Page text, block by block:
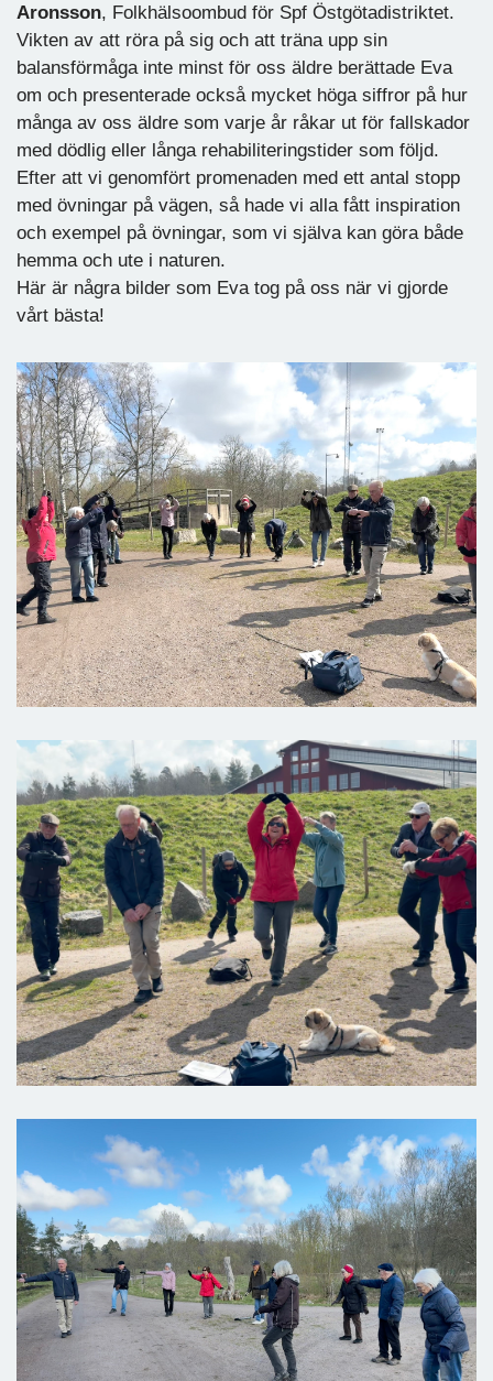
Aronsson, Folkhälsoombud för Spf Östgötadistriktet.
Vikten av att röra på sig och att träna upp sin
balansförmåga inte minst för oss äldre berättade Eva
om och presenterade också mycket höga siffror på hur
många av oss äldre som varje år råkar ut för fallskador
med dödlig eller långa rehabiliteringstider som följd.
Efter att vi genomfört promenaden med ett antal stopp
med övningar på vägen, så hade vi alla fått inspiration
och exempel på övningar, som vi själva kan göra både
hemma och ute i naturen.
Här är några bilder som Eva tog på oss när vi gjorde
vårt bästa!